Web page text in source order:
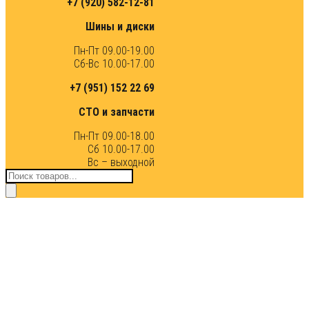
Шины и диски
Пн-Пт 09.00-19.00
Сб-Вс 10.00-17.00
+7 (951) 152 22 69
СТО и запчасти
Пн-Пт 09.00-18.00
Сб 10.00-17.00
Вс – выходной
Поиск
товаров